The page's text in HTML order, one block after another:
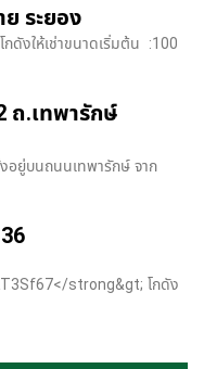
ระยอง
ดังให้เช่าขนาดเริ่มต้น :100
ถ.เทพารักษ์
อยู่บนถนนเทพารักษ์ จาก
strong&gt; โกดัง